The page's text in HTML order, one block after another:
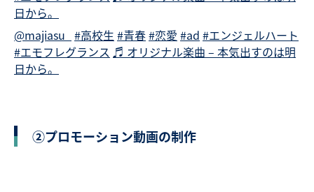
日から。
@majiasu_ #高校生 #青春#恋愛 #ad #エンジェルハート
#エモフレグランス ♬ オリジナル楽曲 – 本気出すのは明
日から。
②プロモーション動画の制作